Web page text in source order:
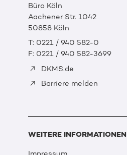
Büro Köln
Aachener Str. 1042
50858 Köln
T: 0221 / 940 582-0
F: 0221 / 940 582-3699
DKMS.de
Barriere melden
WEITERE INFORMATIONEN